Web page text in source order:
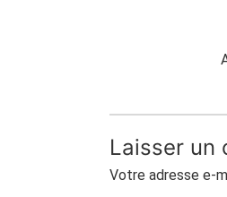
Laisser un
Votre adresse e-